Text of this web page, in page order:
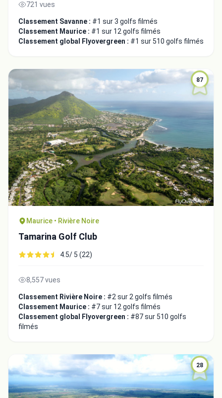
721 vues
Classement Savanne : #1 sur 3 golfs filmés
Classement Maurice : #1 sur 12 golfs filmés
Classement global Flyovergreen : #1 sur 510 golfs filmés
87
Maurice • Rivière Noire
Tamarina Golf Club
4.5/ 5 (22)
8,557 vues
Classement Rivière Noire : #2 sur 2 golfs filmés
Classement Maurice : #7 sur 12 golfs filmés
Classement global Flyovergreen : #87 sur 510 golfs
filmés
28